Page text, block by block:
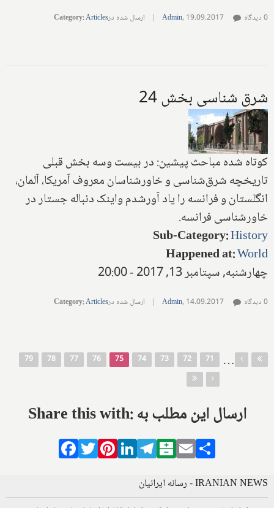
Admin, 19.09.2017
| ارسال شده در Category:Articles 0 دیدگاه
شرق شناسی بخش 24
کوتاه شده مباحث پیشین: در بیست وسه بخش قبلی
تاریخچه شرق‌شناسی و خاورشناسان معروف آمریکا، آلمان،
انگلستان و فرانسه را یاد آورشدم واینک دنباله جستار در
خاورشناسی فرانسه.
Sub-Category:History
Happened at:World
چهارشنبه, سپتامبر 13, 2017 - 20:00
Admin, 14.09.2017
| ارسال شده در Category:Articles 0 دیدگاه
صفحه‌ها
…
71
72
73
74
75
76
77
78
79
Share this with: ارسال این مطلب به
Facebook
TwitterPinterestLinkedIn
Telegram
Balatarin
Email
IRANIAN NEWS - رسانه ایرانیان